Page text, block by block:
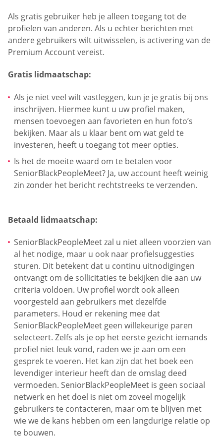
Als gratis gebruiker heb je alleen toegang tot de
profielen van anderen. Als u echter berichten met
andere gebruikers wilt uitwisselen, is activering van de
Premium Account vereist.
Gratis lidmaatschap:
Als je niet veel wilt vastleggen, kun je je gratis bij ons
inschrijven. Hiermee kunt u uw profiel maken,
mensen toevoegen aan favorieten en hun foto’s
bekijken. Maar als u klaar bent om wat geld te
investeren, heeft u toegang tot meer opties.
Is het de moeite waard om te betalen voor
SeniorBlackPeopleMeet? Ja, uw account heeft weinig
zin zonder het bericht rechtstreeks te verzenden.
Betaald lidmaatschap:
SeniorBlackPeopleMeet zal u niet alleen voorzien van
al het nodige, maar u ook naar profielsuggesties
sturen. Dit betekent dat u continu uitnodigingen
ontvangt om de sollicitaties te bekijken die aan uw
criteria voldoen. Uw profiel wordt ook alleen
voorgesteld aan gebruikers met dezelfde
parameters. Houd er rekening mee dat
SeniorBlackPeopleMeet geen willekeurige paren
selecteert. Zelfs als je op het eerste gezicht iemands
profiel niet leuk vond, raden we je aan om een
gesprek te voeren. Het kan zijn dat het boek een
levendiger interieur heeft dan de omslag deed
vermoeden. SeniorBlackPeopleMeet is geen sociaal
netwerk en het doel is niet om zoveel mogelijk
gebruikers te contacteren, maar om te blijven met
wie we de kans hebben om een langdurige relatie op
te bouwen.